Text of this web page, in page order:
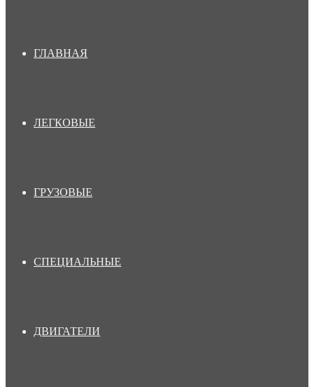
ГЛАВНАЯ
ЛЕГКОВЫЕ
ГРУЗОВЫЕ
СПЕЦИАЛЬНЫЕ
ДВИГАТЕЛИ